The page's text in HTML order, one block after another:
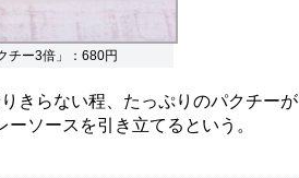
チー3倍」：680円
きらない程、たっぷりのパクチーが
ソースを引き立てるという。